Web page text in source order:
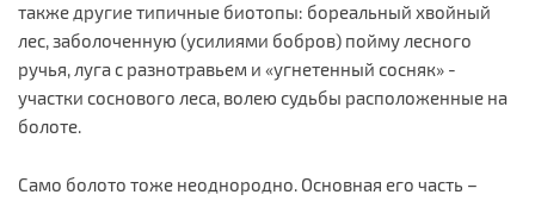
также другие типичные биотопы: бореальный хвойный
лес, заболоченную (усилиями бобров) пойму лесного
ручья, луга с разнотравьем и «угнетенный сосняк» -
участки соснового леса, волею судьбы расположенные на
болоте.
Само болото тоже неоднородно. Основная его часть –